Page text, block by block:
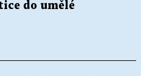
do umělé